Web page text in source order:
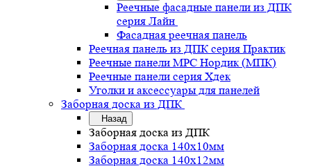
Реечные фасадные панели из ДПК
серия Лайн
Фасадная реечная панель
Реечная панель из ДПК серия Практик
Реечные панели MPC Нордик (МПК)
Реечные панели серия Хдек
Уголки и аксессуары для панелей
Заборная доска из ДПК
Назад
Заборная доска из ДПК
Заборная доска 140х10мм
Заборная доска 140х12мм